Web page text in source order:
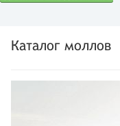
Каталог моллов